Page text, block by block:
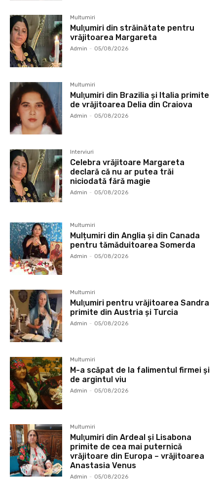
Multumiri
Mulţumiri din străinătate pentru
vrăjitoarea Margareta
Admin - 05/08/2026
Multumiri
Mulţumiri din Brazilia și Italia primite
de vrăjitoarea Delia din Craiova
Admin - 05/08/2026
Interviuri
Celebra vrăjitoare Margareta
declară că nu ar putea trăi
niciodată fără magie
Admin - 05/08/2026
Multumiri
Mulțumiri din Anglia și din Canada
pentru tămăduitoarea Somerda
Admin - 05/08/2026
Multumiri
Mulţumiri pentru vrăjitoarea Sandra
primite din Austria și Turcia
Admin - 05/08/2026
Multumiri
M-a scăpat de la falimentul firmei și
de argintul viu
Admin - 05/08/2026
Multumiri
Mulţumiri din Ardeal și Lisabona
primite de cea mai puternică
vrăjitoare din Europa – vrăjitoarea
Anastasia Venus
Admin - 05/08/2026